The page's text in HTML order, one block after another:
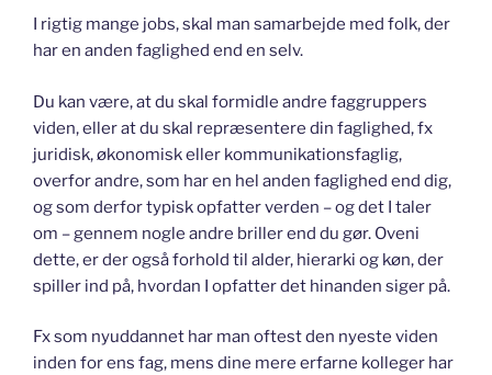
I rigtig mange jobs, skal man samarbejde med folk, der
har en anden faglighed end en selv.
Du kan være, at du skal formidle andre faggruppers
viden, eller at du skal repræsentere din faglighed, fx
juridisk, økonomisk eller kommunikationsfaglig,
overfor andre, som har en hel anden faglighed end dig,
og som derfor typisk opfatter verden – og det I taler
om – gennem nogle andre briller end du gør. Oveni
dette, er der også forhold til alder, hierarki og køn, der
spiller ind på, hvordan I opfatter det hinanden siger på.
Fx som nyuddannet har man oftest den nyeste viden
inden for ens fag, mens dine mere erfarne kolleger har